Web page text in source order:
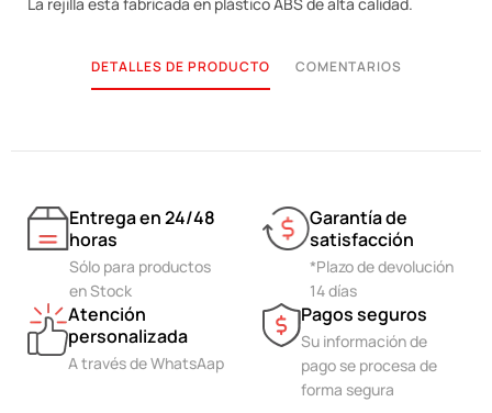
DETALLES DE PRODUCTO COMENTARIOS
Entrega en 24/48
horas
Sólo para productos
en Stock
Garantía de
satisfacción
*Plazo de devolución
14 días
Atención
personalizada
A través de WhatsAap
Pagos seguros
Su información de
pago se procesa de
forma segura